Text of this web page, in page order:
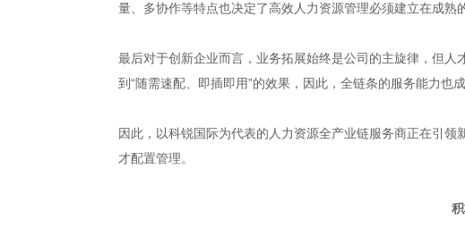
量、多协作等特点也决定了高效人力资源管理必须建立在成熟
最后对于创新企业而言，业务拓展始终是公司的主旋律，但
到“随需速配、即插即用”的效果，因此，全链条的服务能力也
因此，以科锐国际为代表的人力资源全产业链服务商正在引
才配置管理。